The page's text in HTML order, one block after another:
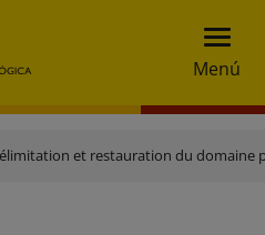
Menú
et restauration du domaine